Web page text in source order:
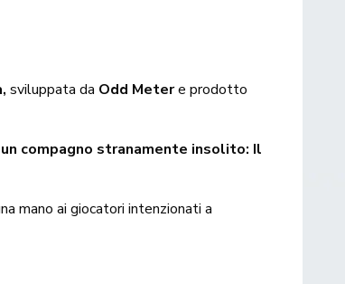
sviluppata da Odd Metere prodotto
compagno stranamente insolito: Il
mano ai giocatori intenzionati a